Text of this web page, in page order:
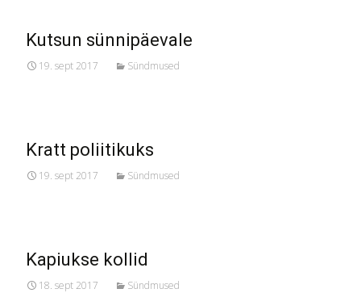
Kutsun sünnipäevale
19. sept 2017 Sündmused
Kratt poliitikuks
19. sept 2017 Sündmused
Kapiukse kollid
18. sept 2017 Sündmused